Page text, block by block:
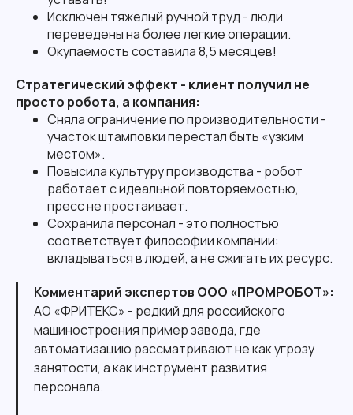
Исключен тяжелый ручной труд - люди
переведены на более легкие операции.
Окупаемость составила 8,5 месяцев!
Стратегический эффект - клиент получил не
просто робота, а компания:
Сняла ограничение по производительности -
участок штамповки перестал быть «узким
местом».
Повысила культуру производства - робот
работает с идеальной повторяемостью,
пресс не простаивает.
Сохранила персонал - это полностью
соответствует философии компании:
вкладываться в людей, а не сжигать их ресурс.
Комментарий экспертов ООО «ПРОМРОБОТ»:
АО «ФРИТЕКС» - редкий для российского
машиностроения пример завода, где
автоматизацию рассматривают не как угрозу
занятости, а как инструмент развития
персонала.